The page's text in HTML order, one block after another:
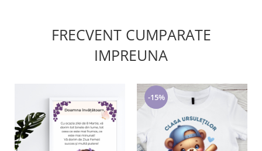
FRECVENT CUMPARATE
IMPREUNA
-15%